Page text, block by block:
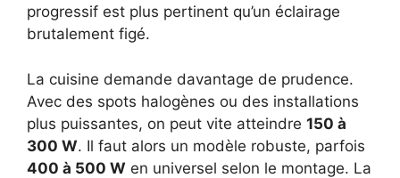
progressif est plus pertinent qu’un éclairage
brutalement figé.
La cuisine demande davantage de prudence.
Avec des spots halogènes ou des installations
plus puissantes, on peut vite atteindre 150 à
300 W. Il faut alors un modèle robuste, parfois
400 à 500 W en universel selon le montage. La